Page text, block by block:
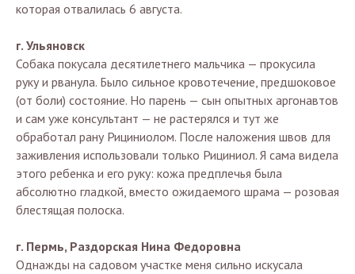
которая отвалилась 6 августа.
г. Ульяновск
Собака покусала десятилетнего мальчика — прокусила
руку и рванула. Было сильное кровотечение, предшоковое
(от боли) состояние. Но парень — сын опытных аргонавтов
и сам уже консультант — не растерялся и тут же
обработал рану Рициниолом. После наложения швов для
заживления использовали только Рициниол. Я сама видела
этого ребенка и его руку: кожа предплечья была
абсолютно гладкой, вместо ожидаемого шрама — розовая
блестящая полоска.
г. Пермь, Раздорская Нина Федоровна
Однажды на садовом участке меня сильно искусала